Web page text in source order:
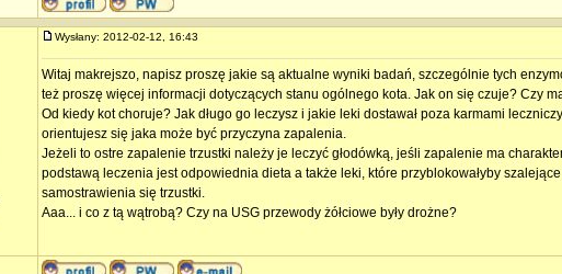
Wysłany: 2012-02-12, 16:43
Witaj makrejszo, napisz proszę jakie są aktualne wyniki badań, szczególnie tych
też proszę więcej informacji dotyczących stanu ogólnego kota. Jak on się czuje? Czy
Od kiedy kot choruje? Jak długo go leczysz i jakie leki dostawał poza karmami
orientujesz się jaka może być przyczyna zapalenia.
Jeżeli to ostre zapalenie trzustki należy je leczyć głodówką, jeśli zapalenie ma
podstawą leczenia jest odpowiednia dieta a także leki, które przyblokowałyby
samostrawienia się trzustki.
Aaa... i co z tą wątrobą? Czy na USG przewody żółciowe były drożne?